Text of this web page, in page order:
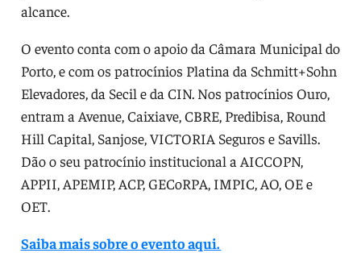
alcance.
O evento conta com o apoio da Câmara Municipal do
Porto, e com os patrocínios Platina da Schmitt+Sohn
Elevadores, da Secil e da CIN. Nos patrocínios Ouro,
entram a Avenue, Caixiave, CBRE, Predibisa, Round
Hill Capital, Sanjose, VICTORIA Seguros e Savills.
Dão o seu patrocínio institucional a AICCOPN,
APPII, APEMIP, ACP, GECoRPA, IMPIC, AO, OE e
OET.
Saiba mais sobre o evento aqui.